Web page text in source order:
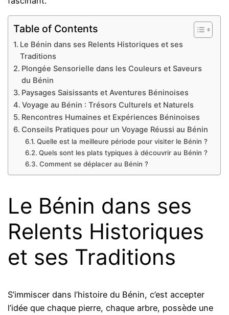
Table of Contents
Le Bénin dans ses Relents Historiques et ses
Traditions
Plongée Sensorielle dans les Couleurs et Saveurs
du Bénin
Paysages Saisissants et Aventures Béninoises
Voyage au Bénin : Trésors Culturels et Naturels
Rencontres Humaines et Expériences Béninoises
Conseils Pratiques pour un Voyage Réussi au Bénin
Quelle est la meilleure période pour visiter le Bénin ?
Quels sont les plats typiques à découvrir au Bénin ?
Comment se déplacer au Bénin ?
Le Bénin dans ses
Relents Historiques
et ses Traditions
S’immiscer dans l’histoire du Bénin, c’est accepter
l’idée que chaque pierre, chaque arbre, possède une